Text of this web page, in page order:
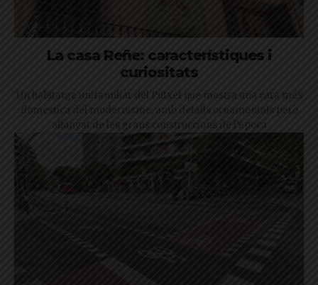
La casa Reñe: característiques i
curiositats
Un habitatge unifamiliar del Putxet que mostra una cara més
domèstica del modernisme, amb detalls ornamentals però
allunyat de les grans construccions de l’època